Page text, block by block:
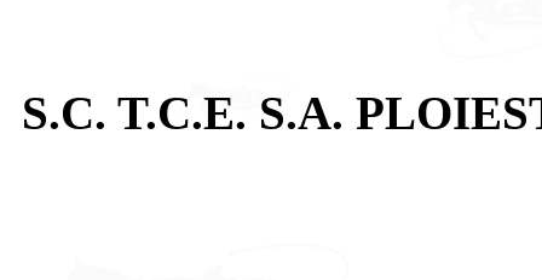
S.C. T.C.E. S.A.